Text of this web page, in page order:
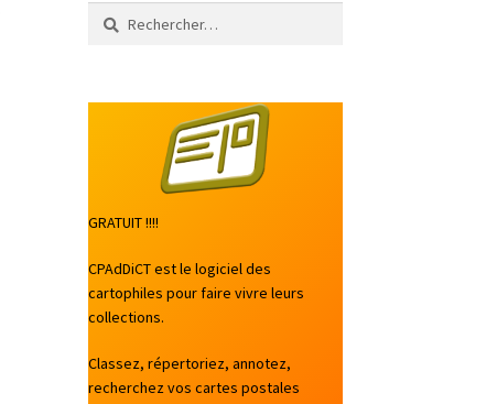
Rechercher :
GRATUIT !!!!
CPAdDiCT est le logiciel des
cartophiles pour faire vivre leurs
collections.
Classez, répertoriez, annotez,
recherchez vos cartes postales